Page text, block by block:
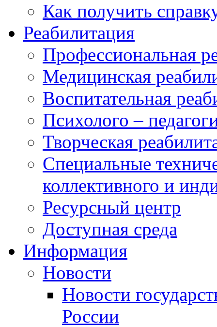
Как получить
Реабилитация
Профессиональная
Медицинская
Воспитательная
Психолого –
Творческая
Специальные
коллективного и
Ресурсный центр
Доступная среда
Информация
Новости
Новости
России